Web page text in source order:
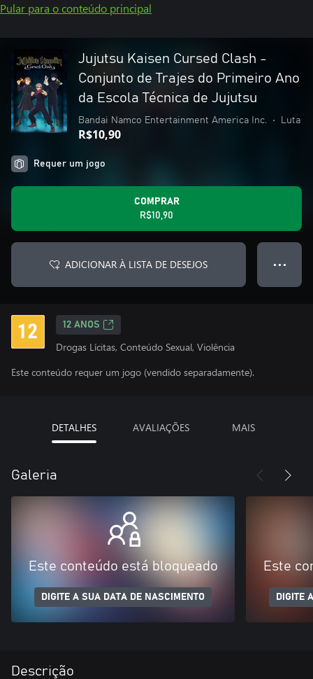
Pular para o conteúdo principal
Jujutsu Kaisen Cursed Clash -
Conjunto de Trajes do Primeiro Ano
da Escola Técnica de Jujutsu
Bandai Namco Entertainment America Inc. • Luta
R$10,90
Requer um jogo
COMPRAR
R$10,90
ADICIONAR À LISTA DE DESEJOS ● ● ●
12 ANOS
Drogas Lícitas, Conteúdo Sexual, Violência
Este conteúdo requer um jogo (vendido separadamente).
DETALHES AVALIAÇÕES MAIS
Galeria
Este conteúdo está bloqueado
DIGITE A SUA DATA DE NASCIMENTO
Este
DIGITE
Descrição